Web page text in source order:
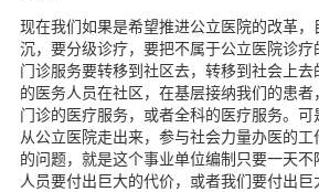
现在我们如果是希望推进公立医院的改革
沉，要分级诊疗，要把不属于公立医院诊
门诊服务要转移到社区去，转移到社会上
的医务人员在社区，在基层接纳我们的患
门诊的医疗服务，或者全科的医疗服务。
从公立医院走出来，参与社会力量办医的
的问题，就是这个事业单位编制只要一天
人员要付出巨大的代价，或者我们要付出巨